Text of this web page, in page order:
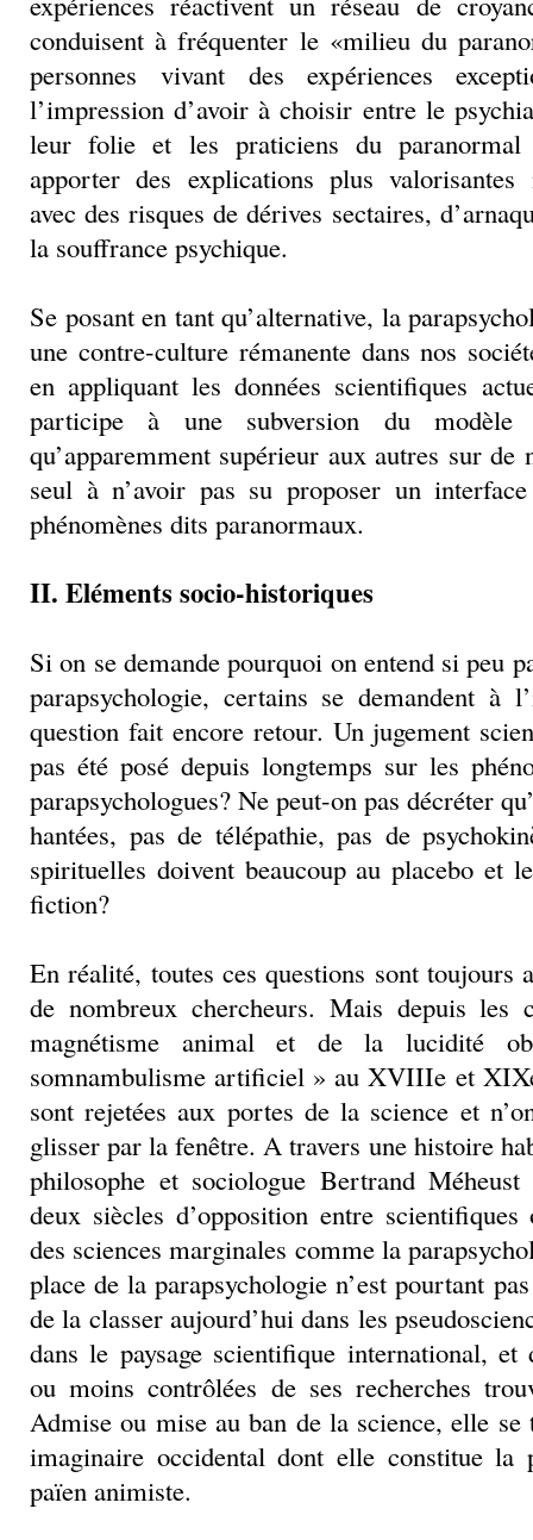
conduisent à fréquenter le «milieu du
personnes vivant des expériences
l’impression d’avoir à choisir entre le
leur folie et les praticiens du paranormal
apporter des explications plus valorisantes
avec des risques de dérives sectaires,
la souffrance psychique.
Se posant en tant qu’alternative, la
une contre-culture rémanente dans nos
en appliquant les données scientifiques
participe à une subversion du modèle
qu’apparemment supérieur aux autres sur
seul à n’avoir pas su proposer un
phénomènes dits paranormaux.
II. Eléments socio-historiques
Si on se demande pourquoi on entend si peu
parapsychologie, certains se demandent à
question fait encore retour. Un jugement
pas été posé depuis longtemps sur les
parapsychologues? Ne peut-on pas décréter
hantées, pas de télépathie, pas de
spirituelles doivent beaucoup au placebo et
fiction?
En réalité, toutes ces questions sont toujours
de nombreux chercheurs. Mais depuis les
magnétisme animal et de la lucidité
somnambulisme artificiel » au XVIIIe et
sont rejetées aux portes de la science et
glisser par la fenêtre. A travers une histoire
philosophe et sociologue Bertrand Méheust
deux siècles d’opposition entre
des sciences marginales comme la
place de la parapsychologie n’est pourtant
de la classer aujourd’hui dans les
dans le paysage scientifique international, et
ou moins contrôlées de ses recherches
Admise ou mise au ban de la science, elle
imaginaire occidental dont elle constitue la
païen animiste.